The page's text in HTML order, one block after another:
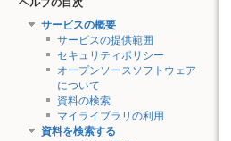
サービスの概要
サービスの提供範囲
セキュリティポリシー
オープンソースソフトウェア
について
資料の検索
マイライブラリの利用
資料を検索する